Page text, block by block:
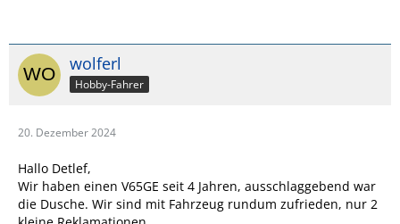
wolferl
Hobby-Fahrer
20. Dezember 2024
Hallo Detlef,
Wir haben einen V65GE seit 4 Jahren, ausschlaggebend war
die Dusche. Wir sind mit Fahrzeug rundum zufrieden, nur 2